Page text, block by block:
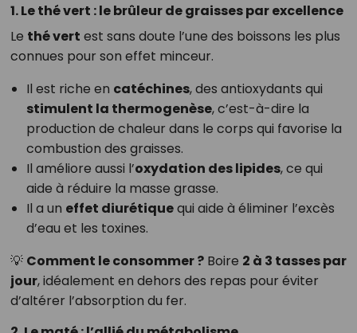
1. Le thé vert : le brûleur de graisses par excellence
Le thé vert est sans doute l’une des boissons les plus
connues pour son effet minceur.
Il est riche en catéchines, des antioxydants qui
stimulent la thermogenèse, c’est-à-dire la
production de chaleur dans le corps qui favorise la
combustion des graisses.
Il améliore aussi l’oxydation des lipides, ce qui
aide à réduire la masse grasse.
Il a un effet diurétiquequi aide à éliminer l’excès
d’eau et les toxines.
💡 Comment le consommer ?Boire 2 à 3 tasses par
jour, idéalement en dehors des repas pour éviter
d’altérer l’absorption du fer.